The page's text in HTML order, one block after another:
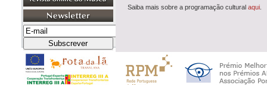
Saiba mais sobre a programação cultural aqui.